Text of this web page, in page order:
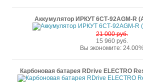
Аккумулятор ИРКУТ 6СТ-92AGM-R
21 000 руб.
15 960 руб.
Вы экономите:
Карбоновая батарея RDrive ELECTRO